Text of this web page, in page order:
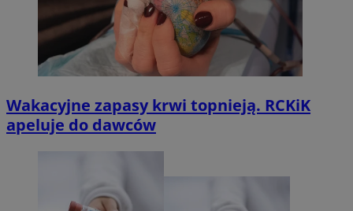
Wakacyjne zapasy krwi topnieją. RCKiK
apeluje do dawców